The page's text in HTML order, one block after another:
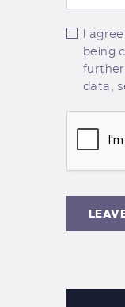
I
being
further
data,